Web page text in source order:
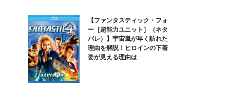
【ファンタスティック・フォ
ー［超能力ユニット］（ネタ
バレ）】宇宙嵐が早く訪れた
理由を解説！ヒロインの下着
姿が見える理由は